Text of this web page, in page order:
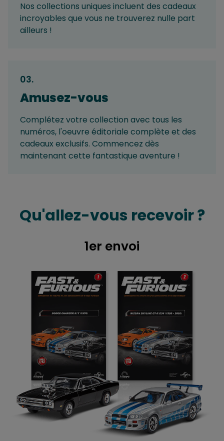
Nos collections uniques incluent des cadeaux
incroyables que vous ne trouverez nulle part
ailleurs !
03.
Amusez-vous
Complétez votre collection avec tous les
numéros, l'oeuvre éditoriale complète et des
cadeaux exclusifs. Commencez dès
maintenant cette fantastique aventure !
Qu'allez-vous recevoir ?
1er envoi